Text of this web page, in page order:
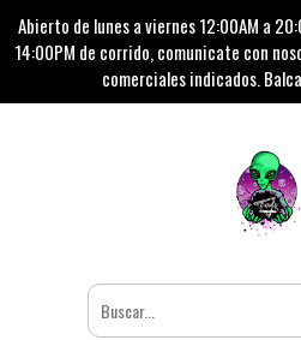
Abierto de lunes a viernes 12:00AM a
14:00PM de corrido, comunicate con
comerciales indicados.